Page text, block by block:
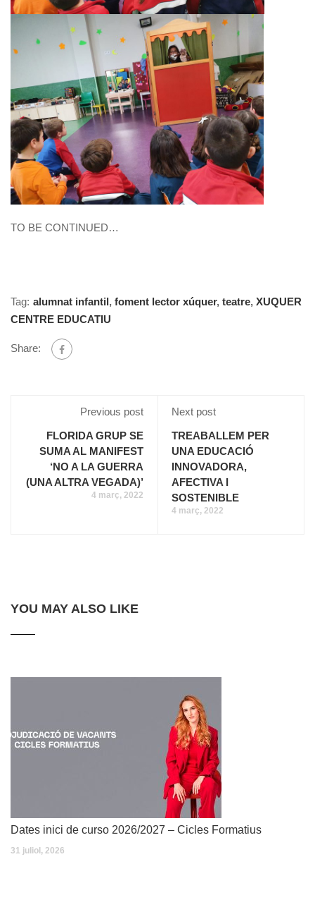
TO BE CONTINUED…
Tag: alumnat infantil, foment lector xúquer, teatre, XUQUER
CENTRE EDUCATIU
Share:
Previous post
FLORIDA GRUP SE
SUMA AL MANIFEST
‘NO A LA GUERRA
(UNA ALTRA VEGADA)’
4 març, 2022
Next post
TREABALLEM PER
UNA EDUCACIÓ
INNOVADORA,
AFECTIVA I
SOSTENIBLE
4 març, 2022
YOU MAY ALSO LIKE
Dates inici de curso 2026/2027 – Cicles Formatius
31 juliol, 2026